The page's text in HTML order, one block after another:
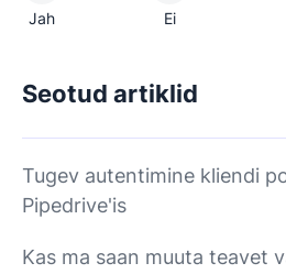
Jah Ei
Seotud artiklid
Tugev autentimine kliendi
Pipedrive'is
Kas ma saan muuta teavet